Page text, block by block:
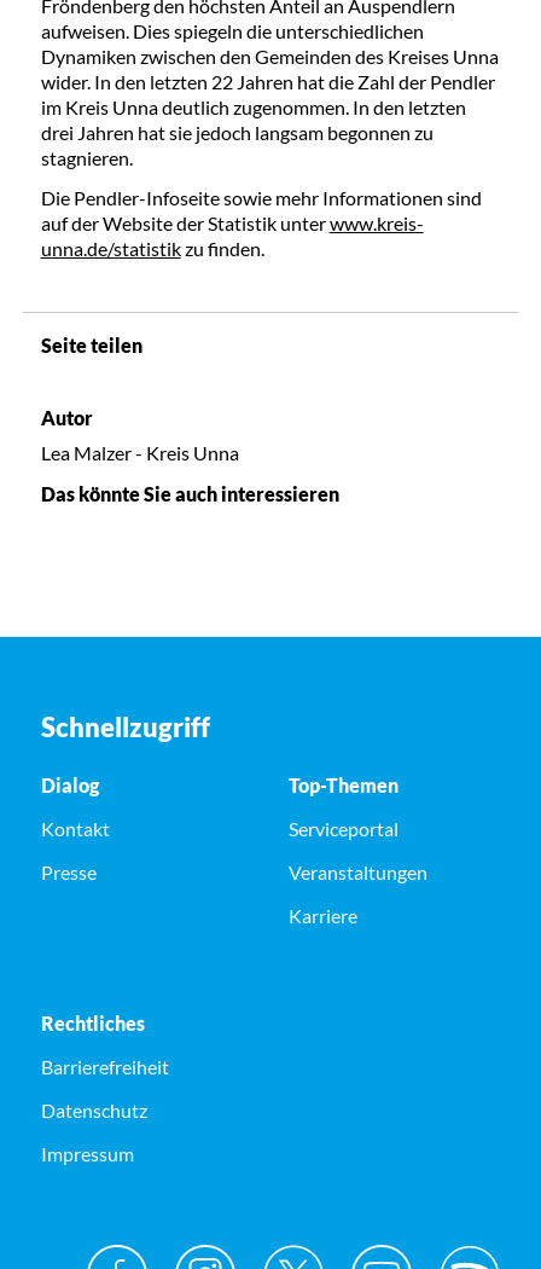
Fröndenberg den höchsten Anteil an Auspendlern
aufweisen. Dies spiegeln die unterschiedlichen
Dynamiken zwischen den Gemeinden des Kreises Unna
wider. In den letzten 22 Jahren hat die Zahl der Pendler
im Kreis Unna deutlich zugenommen. In den letzten
drei Jahren hat sie jedoch langsam begonnen zu
stagnieren.
Die Pendler-Infoseite sowie mehr Informationen sind
auf der Website der Statistik unterwww.kreis-
unna.de/statistikzu finden.
Seite teilen
Autor
Lea Malzer - Kreis Unna
Das könnte Sie auch interessieren
Schnellzugriff
Dialog
Kontakt
Presse
Top-Themen
Serviceportal
Veranstaltungen
Karriere
Rechtliches
Barrierefreiheit
Datenschutz
Impressum